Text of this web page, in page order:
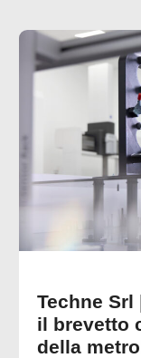
Techne
il brevetto
della